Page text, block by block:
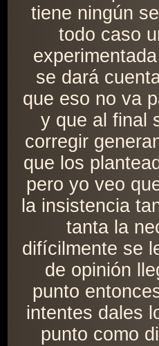
tiene ningún
todo caso
se dará
que eso no va
y que al final
corregir
que los
pero yo veo
la insistencia
tanta la
difícilmente se
de opinión
punto
intentes dales
punto como